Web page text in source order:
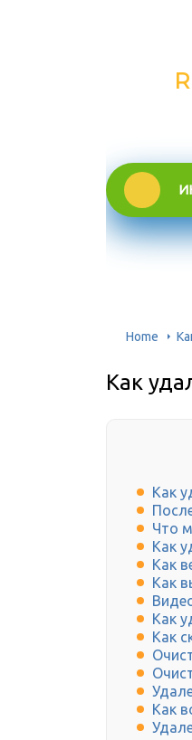
Home
Как
Как
Что
Как
Как
Как
Как
Как
Как